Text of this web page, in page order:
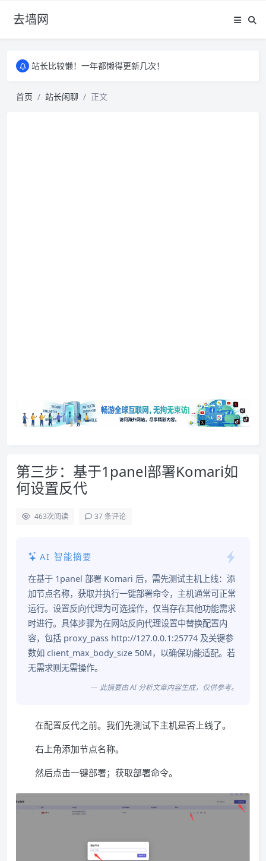
去墙网
站长比较懒！一年都懒得更新几次！
站长比较懒！一年都懒得更新几次！
首页 站长闲聊 正文
第三步：基于1panel部署Komari如
何设置反代
463次阅读 37 条评论
AI 智能摘要
在基于 1panel 部署 Komari 后，需先测试主机上线：添
加节点名称，获取并执行一键部署命令，主机通常可正常
运行。设置反向代理为可选操作，仅当存在其他功能需求
时进行。具体步骤为在网站反向代理设置中替换配置内
容，包括 proxy_pass http://127.0.0.1:25774 及关键参
数如 client_max_body_size 50M，以确保功能适配。若
无需求则无需操作。
— 此摘要由 AI 分析文章内容生成，仅供参考。
在配置反代之前。我们先测试下主机是否上线了。
右上角添加节点名称。
然后点击一键部署；获取部署命令。